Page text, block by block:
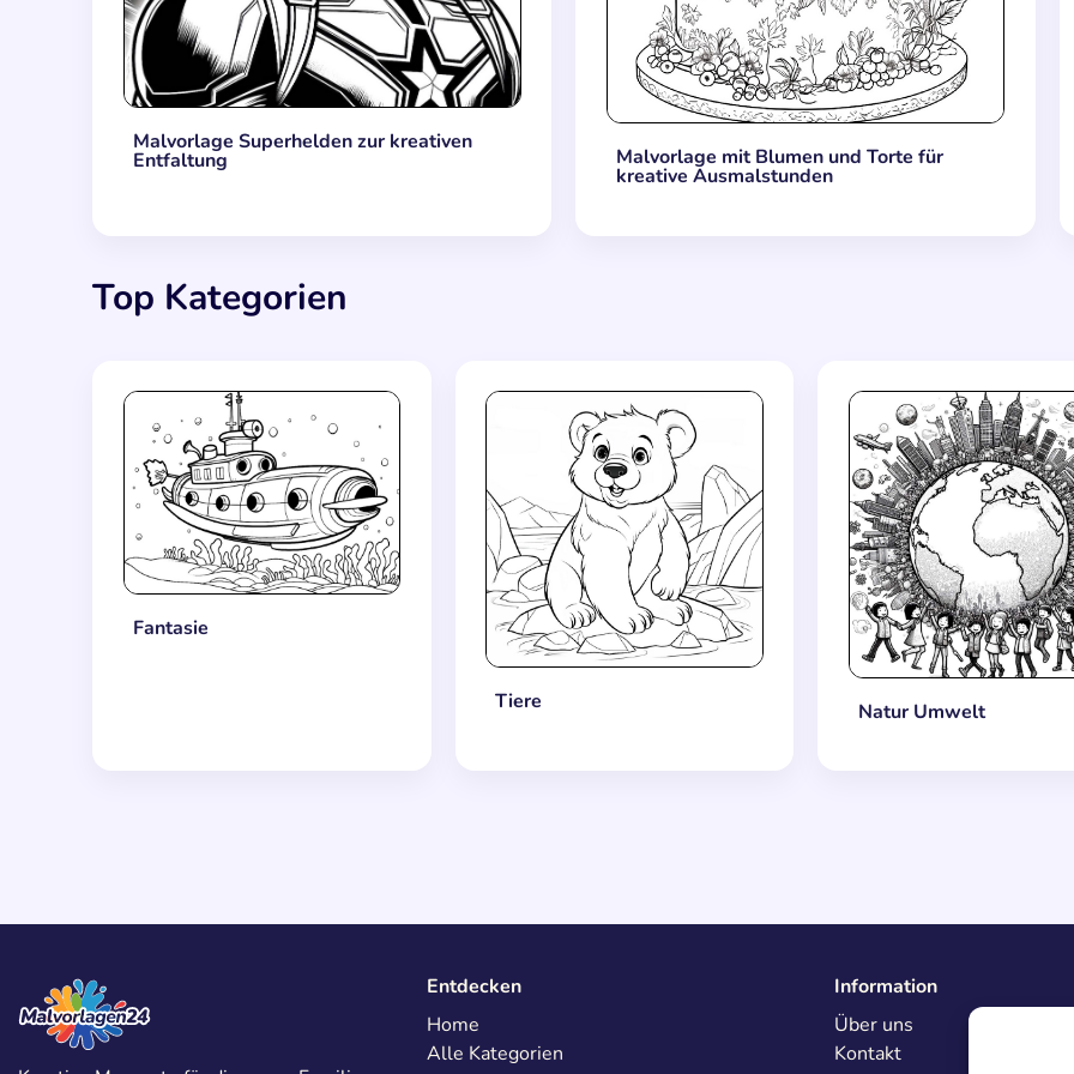
Malvorlage Superhelden zur kreativen
Entfaltung Malvorlage mit Blumen und Torte für
kreative Ausmalstunden
Top Kategorien
Fantasie
Tiere Natur Umwelt
Entdecken
Home
Alle Kategorien
Information
Über uns
Kontakt